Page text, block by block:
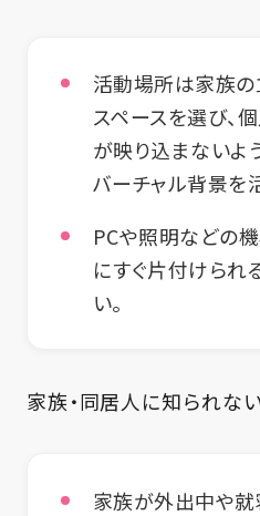
活動場所は家族
スペースを選び、
が映り込まないよ
バーチャル背景を
PCや照明などの
にすぐ片付けられ
い。
家族・同居人に知られな
家族が外出中や就